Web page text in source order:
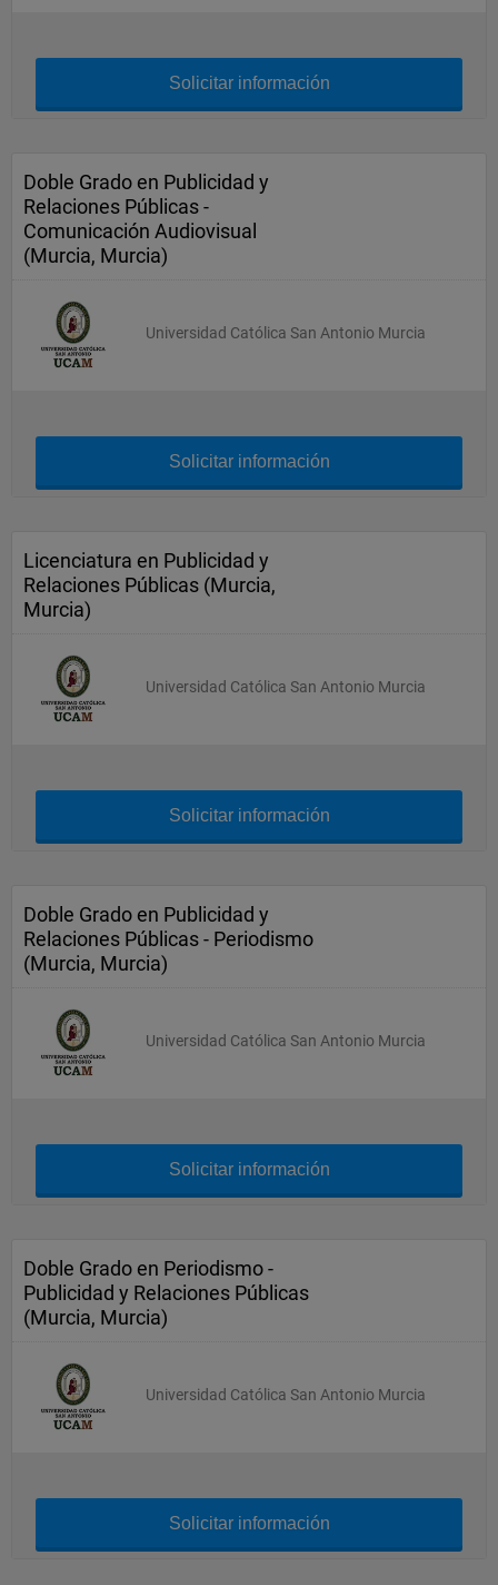
Solicitar información
Doble Grado en Publicidad y
Relaciones Públicas -
Comunicación Audiovisual
(Murcia, Murcia)
Universidad Católica San Antonio Murcia
Solicitar información
Licenciatura en Publicidad y
Relaciones Públicas (Murcia,
Murcia)
Universidad Católica San Antonio Murcia
Solicitar información
Doble Grado en Publicidad y
Relaciones Públicas - Periodismo
(Murcia, Murcia)
Universidad Católica San Antonio Murcia
Solicitar información
Doble Grado en Periodismo -
Publicidad y Relaciones Públicas
(Murcia, Murcia)
Universidad Católica San Antonio Murcia
Solicitar información